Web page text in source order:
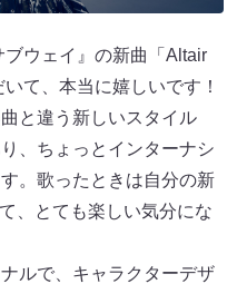
ウェイ』の新曲「Altair
て、本当に嬉しいです！
と違う新しいスタイル
、ちょっとインターナシ
。歌ったときは自分の新
、とても楽しい気分にな
ルで、キャラクターデザ